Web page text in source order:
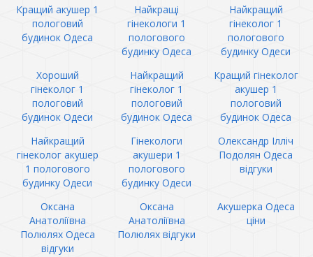
Кращий акушер 1
пологовий
будинок Одеса
Найкращі
гінекологи 1
пологового
будинку Одеса
Найкращий
гінеколог 1
пологового
будинку Одеси
Хороший
гінеколог 1
пологовий
будинок Одеси
Найкращий
гінеколог 1
пологовий
будинок Одеса
Кращий гінеколог
акушер 1
пологовий
будинок Одеса
Найкращий
гінеколог акушер
1 пологового
будинку Одеси
Гінекологи
акушери 1
пологового
будинку Одеси
Олександр Ілліч
Подолян Одеса
відгуки
Оксана
Анатоліївна
Полюлях Одеса
відгуки
Оксана
Анатоліївна
Полюлях відгуки
Акушерка Одеса
ціни